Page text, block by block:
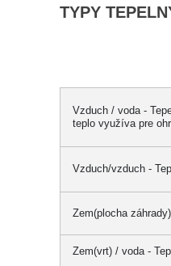
TYPY
Vzduch / voda -
teplo využíva pre
Vzduch/vzduch -
Zem(plocha
Zem(vrt) / voda -